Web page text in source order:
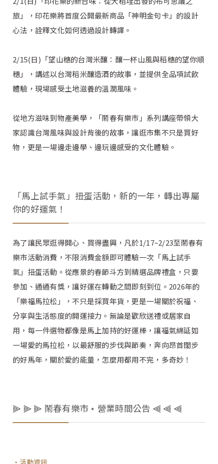
旅」，印花樂將首度公開最新商品「神明金句卡」的設計
心法，詮釋文化如何透過設計轉譯。
2/15(日)「望山穗的台灣米釀：釀一杯山風與稻穗的望你順
穗」，講述以台灣稻米釀造酒的故事，並提供全品項試飲
體驗，現場感受土地滋養的溫潤風味。
從地方滋味到物產美學，「鬧春有樂市」系列講座帶領大
家認識台灣風味與設計背後的故事，讓逛市集不只是買好
物，更是一場邊走邊學、邊玩邊感受的文化體驗。
「馬上試手氣」扭蛋活動，新的一年，轉出專屬
你的好運氣！
為了讓民眾逛得開心、買得盡興，凡於1/17~2/23至鬧春有
樂市活動消費，不限消費金額即可體驗一次「馬上試手
氣」扭蛋活動。從應景的春節斗方到精選品牌禮盒，只要
參加、通通有獎，讓好運在轉動之間即刻到位。2026年的
「樂福馬拉松」，不只是採買年貨，更是一場關於祝福、
分享與生活態度的開運接力。無論是歡欣送禮或居家自
用，每一件選物都像是馬上加持的好運棒，讓福氣綿延如
一場愛的馬拉松，以最舒服的步伐與節奏，奔向昂首闊步
的好馬年，關於愛的能量，怎麼用都用不完，多奇妙！
⫸ ⫸ ⫸ 鬧春有樂市 ⋆ 營業時間公告 ⫷ ⫷ ⫷